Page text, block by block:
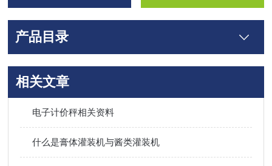
产品目录
相关文章
电子计价秤相关资料
什么是膏体灌装机与酱类灌装机